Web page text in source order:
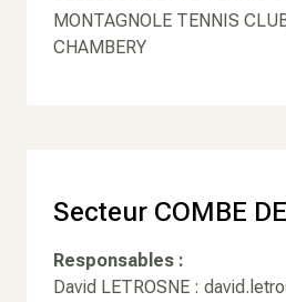
MONTAGNOLE TENNIS
CHAMBERY
Secteur COMBE
Responsables :
David LETROSNE :